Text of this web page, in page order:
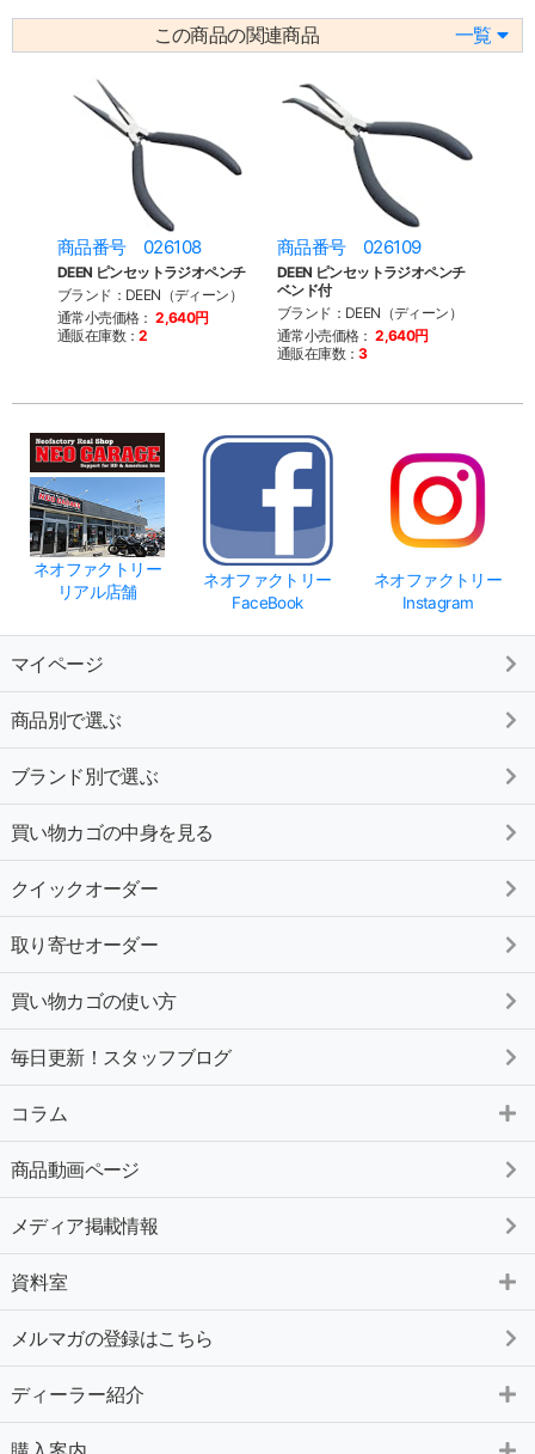
この商品の関連商品 一覧
商品番号 026108
DEEN ピンセットラジオペンチ
ブランド：DEEN（ディーン）
通常小売価格： 2,640円
通販在庫数：2
商品番号 026109
DEEN ピンセットラジオペンチ
ベンド付
ブランド：DEEN（ディーン）
通常小売価格： 2,640円
通販在庫数：3
ネオファクトリー
リアル店舗
ネオファクトリー
FaceBook
ネオファクトリー
Instagram
マイページ
商品別で選ぶ
ブランド別で選ぶ
買い物カゴの中身を見る
クイックオーダー
取り寄せオーダー
買い物カゴの使い方
毎日更新！スタッフブログ
コラム
商品動画ページ
メディア掲載情報
資料室
メルマガの登録はこちら
ディーラー紹介